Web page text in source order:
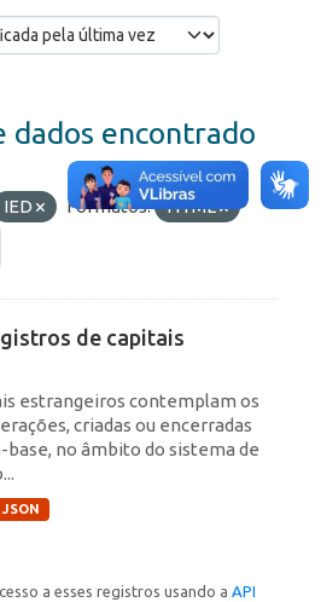
dados encontrado
IED Formatos: HTML
de capitais
estrangeiros contemplam os
criadas ou encerradas
base, no âmbito do sistema de
JSON
a esses registros usando a API